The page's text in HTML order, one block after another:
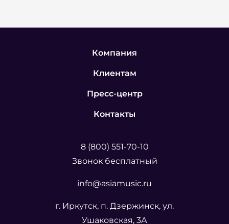
Компания
Клиентам
Пресс-центр
Контакты
8 (800) 551-70-10
Звонок бесплатный
info@asiamusic.ru
г. Иркутск, п. Дзержинск, ул.
Ушаковская, 3А